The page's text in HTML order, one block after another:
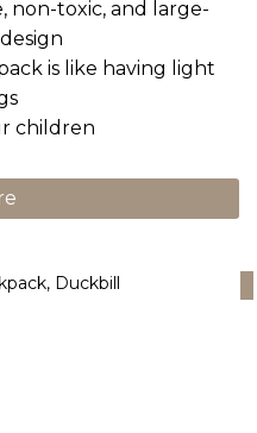
non-toxic, and large-
is like having light
children